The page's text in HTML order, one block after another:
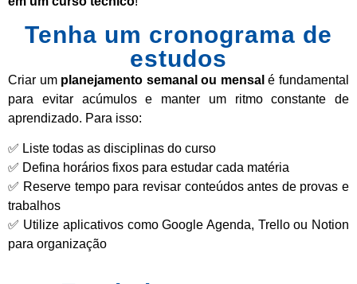
Tenha um cronograma de
estudos
Criar um planejamento semanal ou mensal é fundamental
para evitar acúmulos e manter um ritmo constante de
aprendizado. Para isso:
✅ Liste todas as disciplinas do curso
✅ Defina horários fixos para estudar cada matéria
✅ Reserve tempo para revisar conteúdos antes de provas e
trabalhos
✅ Utilize aplicativos como Google Agenda, Trello ou Notion
para organização